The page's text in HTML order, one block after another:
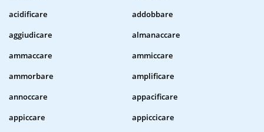
acidificare
addobbare
aggiudicare
almanaccare
ammaccare
ammiccare
ammorbare
amplificare
annoccare
appacificare
appiccare
appiccicare